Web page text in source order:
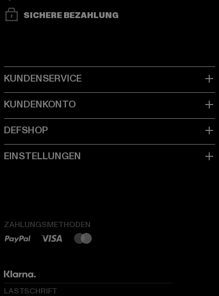
SICHERE BEZAHLUNG
ZAHLUNGSMETHODEN
LASTSCHRIFT